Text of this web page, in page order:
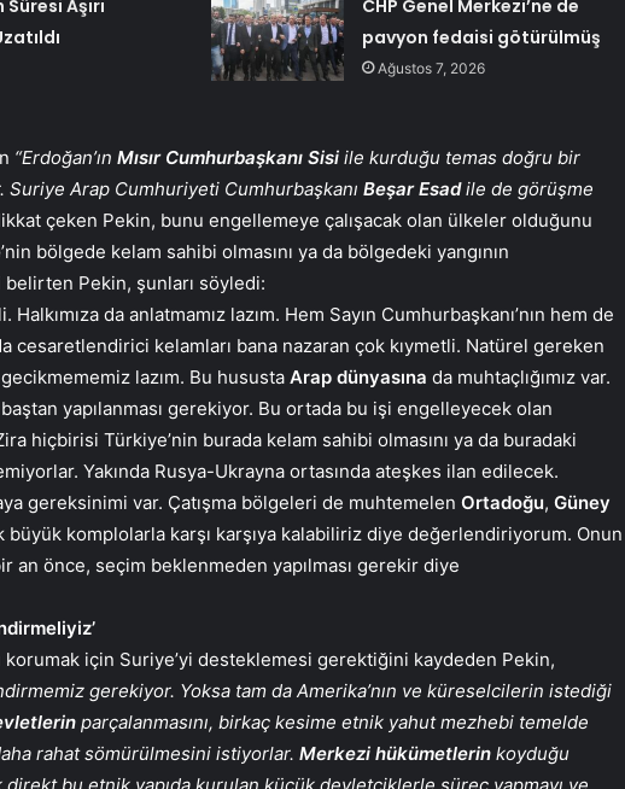
Aşırı
CHP Genel Merkezi’ne de
pavyon fedaisi götürülmüş
Ağustos 7, 2026
“Erdoğan’ın Mısır Cumhurbaşkanı Sisi ile kurduğu temas doğru bir
Suriye Arap Cumhuriyeti Cumhurbaşkanı Beşar Esadile de görüşme
dikkat çeken Pekin, bunu engellemeye çalışacak olan ülkeler olduğunu
’nin bölgede kelam sahibi olmasını ya da bölgedeki yangının
Pekin, şunları söyledi:
Halkımıza da anlatmamız lazım. Hem Sayın Cumhurbaşkanı’nın hem de
cesaretlendirici kelamları bana nazaran çok kıymetli. Natürel gereken
lazım. Bu hususta Arap dünyasına da muhtaçlığımız var.
yapılanması gerekiyor. Bu ortada bu işi engelleyecek olan
hiçbirisi Türkiye’nin burada kelam sahibi olmasını ya da buradaki
Yakında Rusya-Ukrayna ortasında ateşkes ilan edilecek.
gereksinimi var. Çatışma bölgeleri de muhtemelen Ortadoğu, Güney
büyük komplolarla karşı karşıya kalabiliriz diye değerlendiriyorum. Onun
an önce, seçim beklenmeden yapılması gerekir diye
korumak için Suriye’yi desteklemesi gerektiğini kaydeden Pekin,
gerekiyor. Yoksa tam da Amerika’nın ve küreselcilerin istediği
parçalanmasını, birkaç kesime etnik yahut mezhebi temelde
rahat sömürülmesini istiyorlar. Merkezi hükümetlerin koyduğu